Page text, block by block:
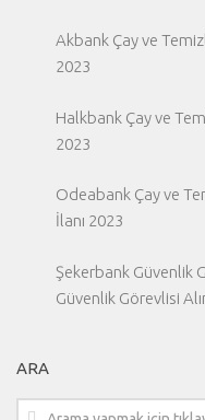
Akbank Çay ve
2023
Halkbank Çay ve
2023
Odeabank Çay ve
İlanı 2023
Şekerbank Güvenlik
Güvenlik Görevlisi
ARA